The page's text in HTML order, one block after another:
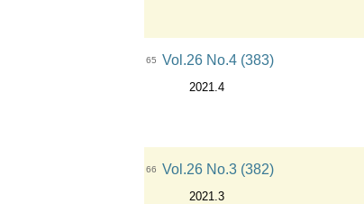
65 Vol.26 No.4 (383)
2021.4
66 Vol.26 No.3 (382)
2021.3